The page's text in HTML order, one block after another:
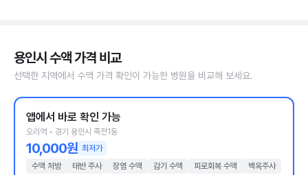
용인시 수액 가격 비교
선택한 지역에서 수액 가격 확인이 가능한 병원을 비교해 보세요.
앱에서 바로 확인 가능
오리역 • 경기 용인시 죽전1동
10,000원 최저가
수액 처방
태반 주사 장염 수액 감기 수액 피로회복 수액 백옥주사